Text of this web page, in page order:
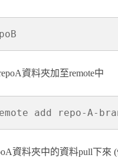
資料夾加至remote中
add repo-A-
資料夾中的資料pull下來